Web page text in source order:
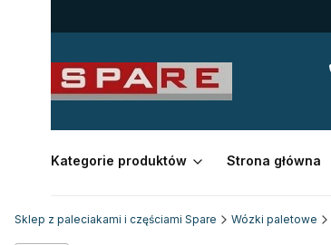
Kategorie produktów Strona główna
Sklep z paleciakami i częściami Spare Wózki paletowe